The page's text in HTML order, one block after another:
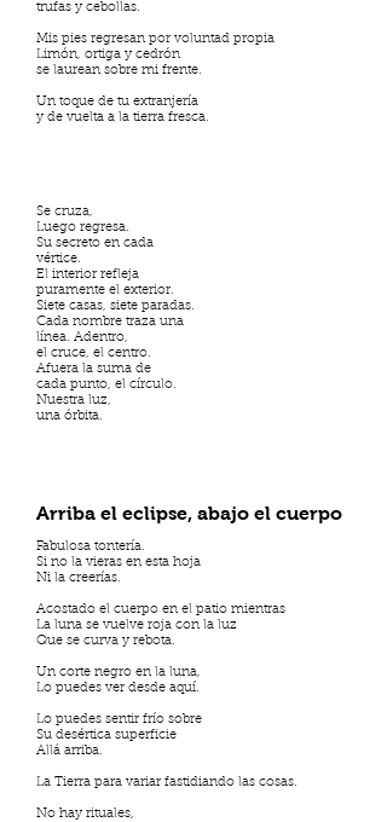
trufas y cebollas.
Mis pies regresan por voluntad propia
Limón, ortiga y cedrón
se laurean sobre mi frente.
Un toque de tu extranjería
y de vuelta a la tierra fresca.
Se cruza,
Luego regresa.
Su secreto en cada
vértice.
El interior refleja
puramente el exterior.
Siete casas, siete paradas.
Cada nombre traza una
línea. Adentro,
el cruce, el centro.
Afuera la suma de
cada punto, el círculo.
Nuestra luz,
una órbita.
Arriba el eclipse, abajo el cuerpo
Fabulosa tontería.
Si no la vieras en esta hoja
Ni la creerías.
Acostado el cuerpo en el patio mientras
La luna se vuelve roja con la luz
Que se curva y rebota.
Un corte negro en la luna,
Lo puedes ver desde aquí.
Lo puedes sentir frío sobre
Su desértica superficie
Allá arriba.
La Tierra para variar fastidiando las cosas.
No hay rituales,